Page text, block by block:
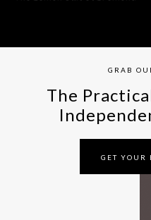
GRAB
The
GET YOUR